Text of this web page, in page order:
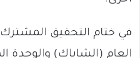
في ختام التحقيق المشترك
العام (الشاباك) والوحدة